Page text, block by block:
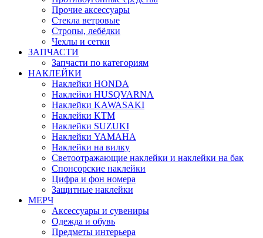
Прочие аксессуары
Стекла ветровые
Стропы, лебёдки
Чехлы и сетки
ЗАПЧАСТИ
Запчасти по категориям
НАКЛЕЙКИ
Наклейки HONDA
Наклейки HUSQVARNA
Наклейки KAWASAKI
Наклейки KTM
Наклейки SUZUKI
Наклейки YAMAHA
Наклейки на вилку
Светоотражающие наклейки и наклейки на бак
Спонсорские наклейки
Цифра и фон номера
Защитные наклейки
МЕРЧ
Аксессуары и сувениры
Одежда и обувь
Предметы интерьера